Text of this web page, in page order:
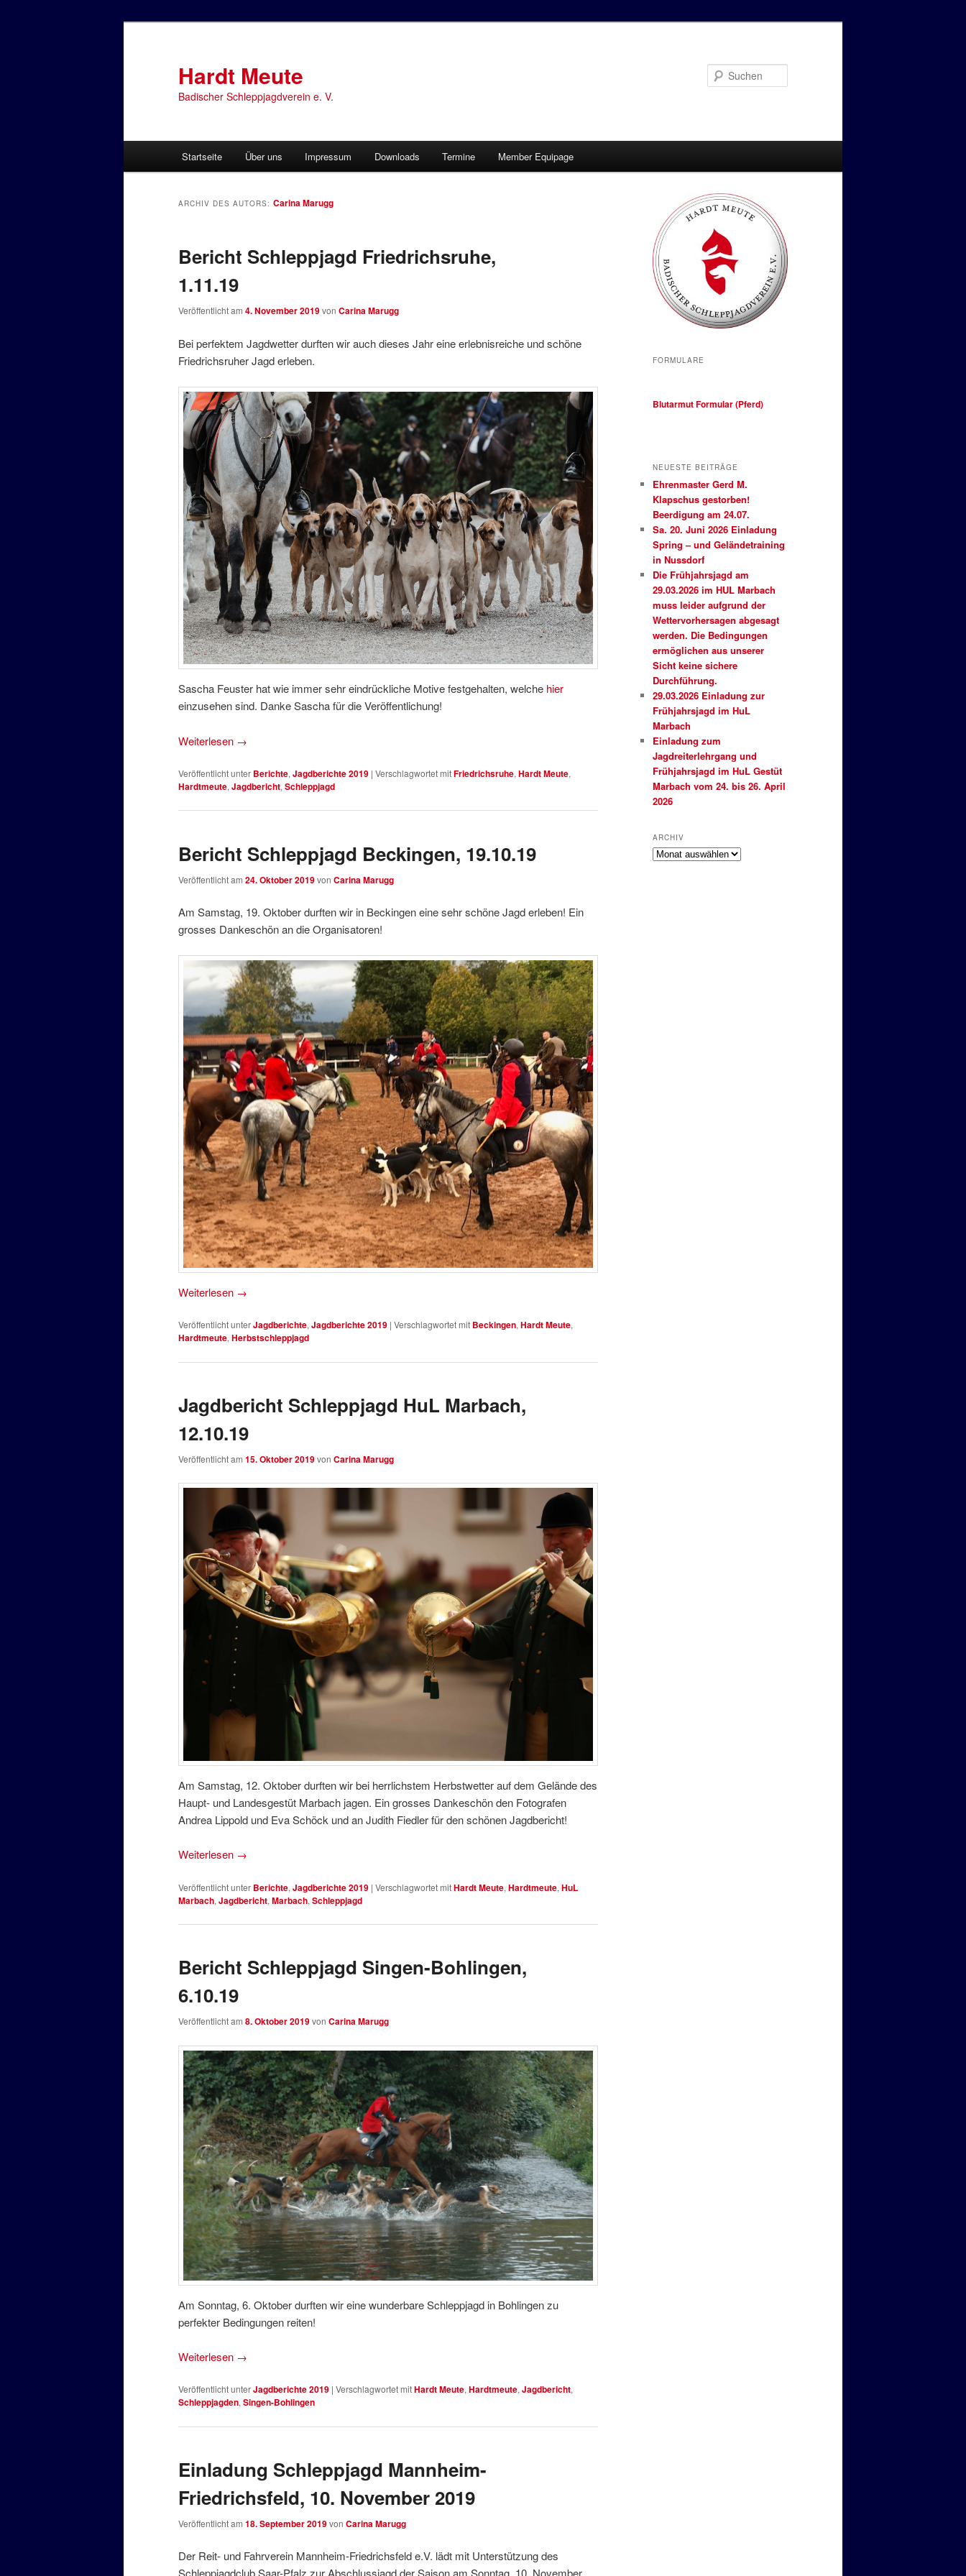
Hardt Meute
Badischer Schleppjagdverein e. V.
Startseite Über uns Impressum Downloads Termine Member Equipage
ARCHIV DES AUTORS: Carina Marugg
Bericht Schleppjagd Friedrichsruhe,
1.11.19
Veröffentlicht am 4. November 2019von Carina Marugg
Bei perfektem Jagdwetter durften wir auch dieses Jahr eine erlebnisreiche und schöne
Friedrichsruher Jagd erleben.
Sascha Feuster hat wie immer sehr eindrückliche Motive festgehalten, welche hier
einzusehen sind. Danke Sascha für die Veröffentlichung!
Weiterlesen →
Veröffentlicht unter Berichte, Jagdberichte 2019 | Verschlagwortet mitFriedrichsruhe, Hardt Meute,
Hardtmeute, Jagdbericht, Schleppjagd
Bericht Schleppjagd Beckingen, 19.10.19
Veröffentlicht am 24. Oktober 2019von Carina Marugg
Am Samstag, 19. Oktober durften wir in Beckingen eine sehr schöne Jagd erleben! Ein
grosses Dankeschön an die Organisatoren!
Weiterlesen →
Veröffentlicht unterJagdberichte, Jagdberichte 2019 | Verschlagwortet mit Beckingen, Hardt Meute,
Hardtmeute, Herbstschleppjagd
Jagdbericht Schleppjagd HuL Marbach,
12.10.19
Veröffentlicht am 15. Oktober 2019von Carina Marugg
Am Samstag, 12. Oktober durften wir bei herrlichstem Herbstwetter auf dem Gelände des
Haupt- und Landesgestüt Marbach jagen. Ein grosses Dankeschön den Fotografen
Andrea Lippold und Eva Schöck und an Judith Fiedler für den schönen Jagdbericht!
Weiterlesen →
Veröffentlicht unter Berichte, Jagdberichte 2019 | Verschlagwortet mitHardt Meute, Hardtmeute, HuL
Marbach, Jagdbericht, Marbach, Schleppjagd
Bericht Schleppjagd Singen-Bohlingen,
6.10.19
Veröffentlicht am 8. Oktober 2019von Carina Marugg
Am Sonntag, 6. Oktober durften wir eine wunderbare Schleppjagd in Bohlingen zu
perfekter Bedingungen reiten!
Weiterlesen →
Veröffentlicht unterJagdberichte 2019 | Verschlagwortet mitHardt Meute, Hardtmeute, Jagdbericht,
Schleppjagden, Singen-Bohlingen
Einladung Schleppjagd Mannheim-
Friedrichsfeld, 10. November 2019
Veröffentlicht am 18. September 2019von Carina Marugg
Der Reit- und Fahrverein Mannheim-Friedrichsfeld e.V. lädt mit Unterstützung des
Schleppjagdclub Saar-Pfalz zur Abschlussjagd der Saison am Sonntag, 10. November
FORMULARE
Blutarmut Formular (Pferd)
NEUESTE BEITRÄGE
Ehrenmaster Gerd M.
Klapschus gestorben!
Beerdigung am 24.07.
Sa. 20. Juni 2026 Einladung
Spring – und Geländetraining
in Nussdorf
Die Frühjahrsjagd am
29.03.2026 im HUL Marbach
muss leider aufgrund der
Wettervorhersagen abgesagt
werden. Die Bedingungen
ermöglichen aus unserer
Sicht keine sichere
Durchführung.
29.03.2026 Einladung zur
Frühjahrsjagd im HuL
Marbach
Einladung zum
Jagdreiterlehrgang und
Frühjahrsjagd im HuL Gestüt
Marbach vom 24. bis 26. April
2026
ARCHIV
Archiv